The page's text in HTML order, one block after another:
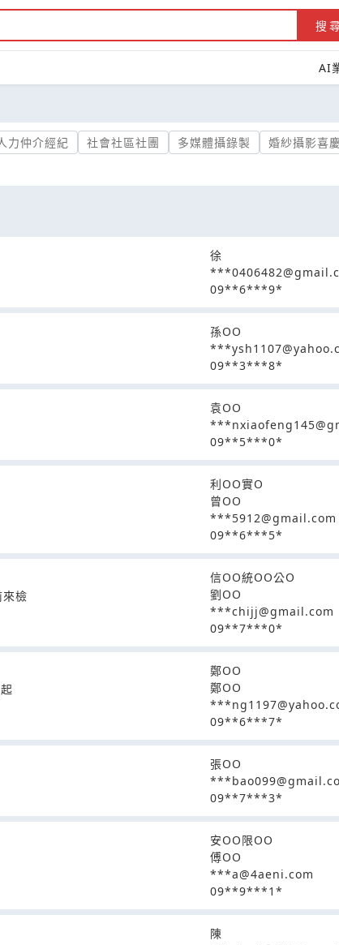
搜
AI
力仲介經紀 社會社區社團 多媒體攝錄製 婚紗攝影喜
徐
09**6***9*
孫OO
09**3***8*
袁OO
09**5***0*
利OO實O
曾OO
***5912@gmail.com
09**6***5*
檢
信OO統OO公O
劉OO
***chijj@gmail.com
09**7***0*
鄭OO
鄭OO
09**6***7*
張OO
09**7***3*
安OO限OO
傅OO
***a@4aeni.com
09**9***1*
陳